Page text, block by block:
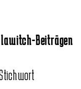
Beiträgen